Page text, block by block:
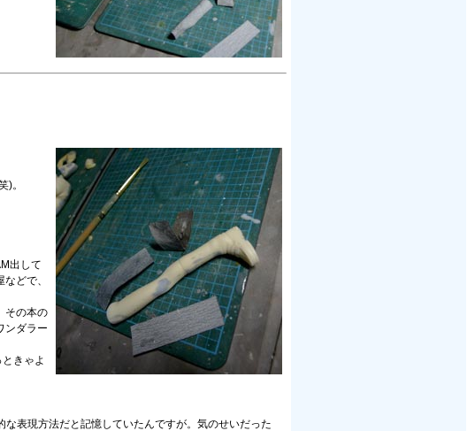
)。
出して
どで、
その本の
ンダラー
きゃよ
表現方法だと記憶していたんですが。気のせいだった